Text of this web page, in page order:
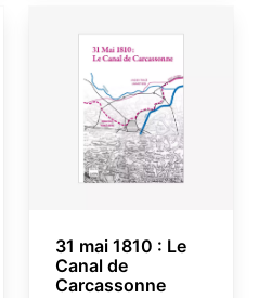
31 mai 1810 : Le
Canal de
Carcassonne